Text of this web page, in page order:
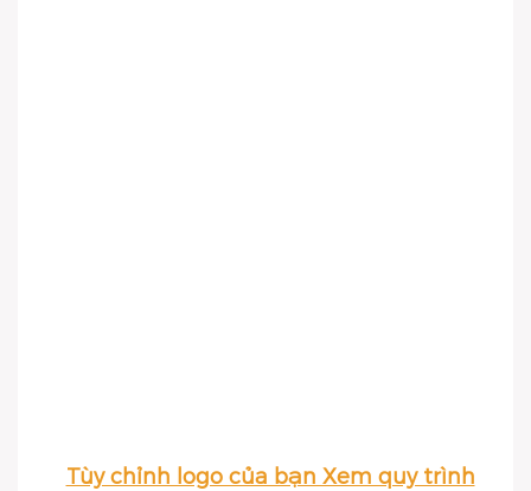
Tùy chỉnh logo của bạn Xem quy trình